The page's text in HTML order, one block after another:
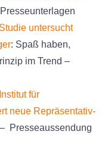
Studie untersucht
: Spaß haben,
im Trend –
Institut für
neue Repräsentativ-
Presseaussendung